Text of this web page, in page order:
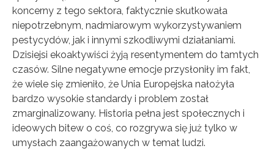
koncerny z tego sektora, faktycznie skutkowała
niepotrzebnym, nadmiarowym wykorzystywaniem
pestycydów, jak i innymi szkodliwymi działaniami.
Dzisiejsi ekoaktywiści żyją resentymentem do tamtych
czasów. Silne negatywne emocje przysłoniły im fakt,
że wiele się zmieniło, że Unia Europejska nałożyła
bardzo wysokie standardy i problem został
zmarginalizowany. Historia pełna jest społecznych i
ideowych bitew o coś, co rozgrywa się już tylko w
umysłach zaangażowanych w temat ludzi.